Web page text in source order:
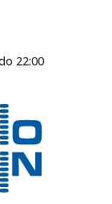
22:00